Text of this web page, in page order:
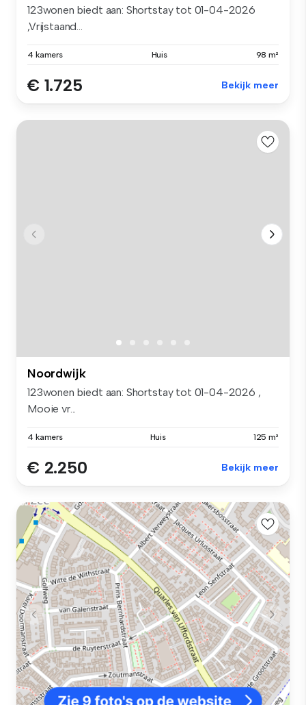
123wonen biedt aan: Shortstay tot 01-04-2026
,Vrijstaand...
4 kamers Huis 98 m²
€ 1.725 Bekijk meer
Noordwijk
123wonen biedt aan: Shortstay tot 01-04-2026 ,
Mooie vr...
4 kamers Huis 125 m²
€ 2.250 Bekijk meer